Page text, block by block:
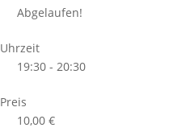
Abgelaufen!
Uhrzeit
19:30 - 20:30
Preis
10,00 €